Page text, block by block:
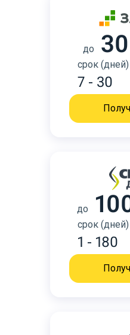
до
срок (дней)
7 - 30
до
срок (дней)
1 - 180